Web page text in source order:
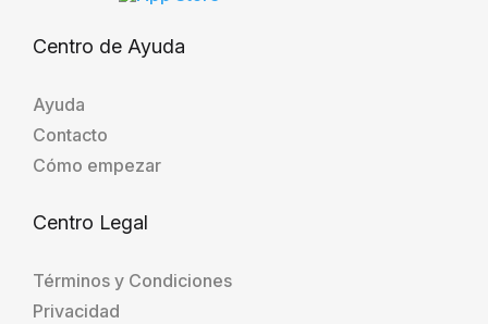
Centro de Ayuda
Ayuda
Contacto
Cómo empezar
Centro Legal
Términos y Condiciones
Privacidad